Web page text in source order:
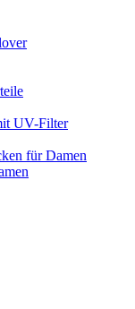
UV-Filter
für Damen